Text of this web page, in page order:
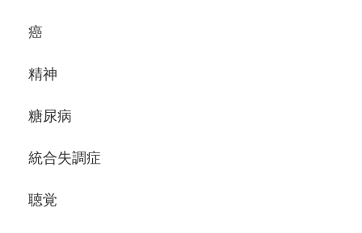
癌
精神
糖尿病
統合失調症
聴覚